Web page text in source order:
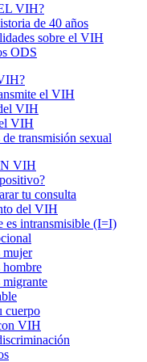
VIH?
de 40 años
sobre el VIH
ODS
el VIH
VIH
VIH
transmisión sexual
VIH
tu consulta
del VIH
es intransmisible (I=I)
mujer
cuerpo
VIH